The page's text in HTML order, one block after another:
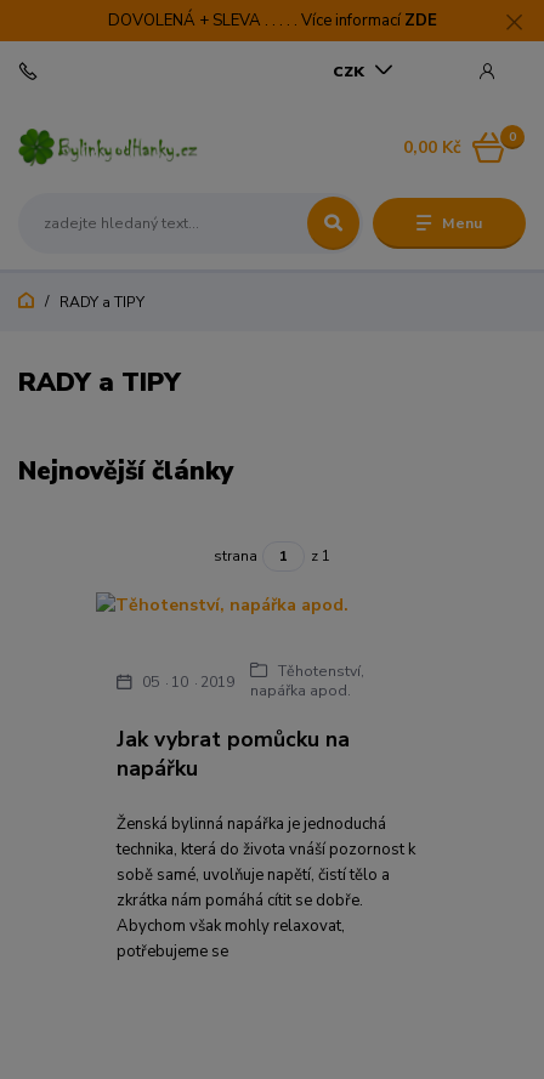
DOVOLENÁ + SLEVA . . . . . Více informací ZDE
Menu
CZK
0
0,00 Kč
RADY a TIPY
RADY a TIPY
Nejnovější články
strana z 1
Jak vybrat pomůcku na
napářku
05 10 2019
Těhotenství,
napářka apod.
Ženská bylinná napářka je jednoduchá
technika, která do života vnáší pozornost k
sobě samé, uvolňuje napětí, čistí tělo a
zkrátka nám pomáhá cítit se dobře.
Abychom však mohly relaxovat,
potřebujeme se